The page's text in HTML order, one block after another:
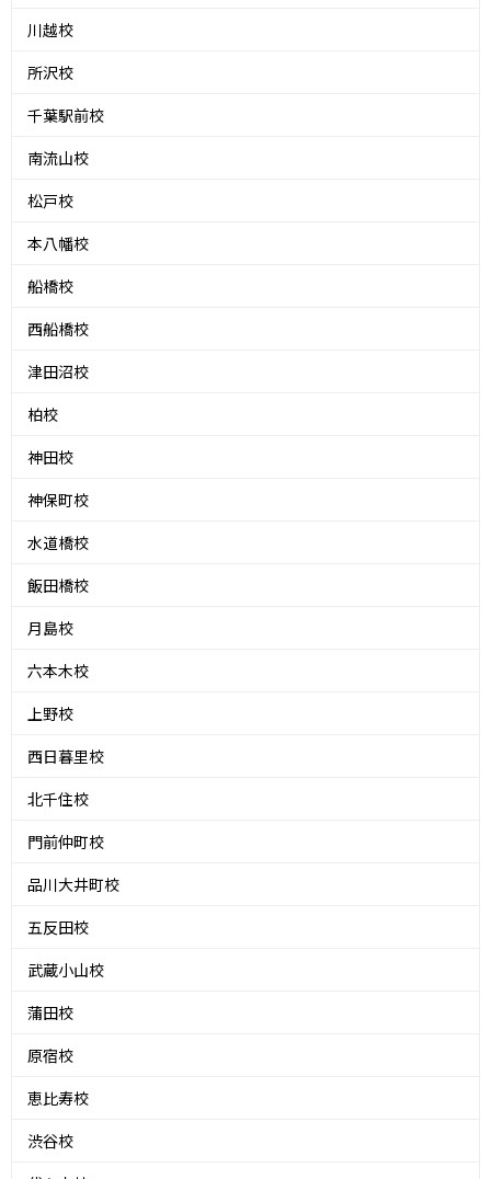
川越校
所沢校
千葉駅前校
南流山校
松戸校
本八幡校
船橋校
西船橋校
津田沼校
柏校
神田校
神保町校
水道橋校
飯田橋校
月島校
六本木校
上野校
西日暮里校
北千住校
門前仲町校
品川大井町校
五反田校
武蔵小山校
蒲田校
原宿校
恵比寿校
渋谷校